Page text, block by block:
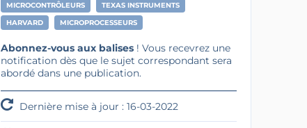
MICROCONTRÔLEURS
TEXAS INSTRUMENTS
HARVARD
MICROPROCESSEURS
Abonnez-vous aux balises! Vous recevrez une
notification dès que le sujet correspondant sera
abordé dans une publication.
Dernière mise à jour : 16-03-2022